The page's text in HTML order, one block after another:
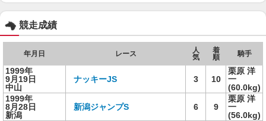
競走成績
年月日 レース
人
気
着
順
騎手
1999年
9月19日
中山
ナッキーJS 3 10
栗原 洋
一
(60.0kg)
1999年
8月28日
新潟
新潟ジャンプS 6 9
栗原 洋
一
(56.0kg)